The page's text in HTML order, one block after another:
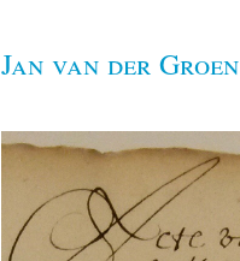
Jan van der Groen